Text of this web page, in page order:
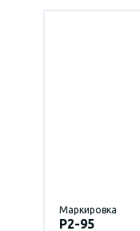
Маркировка
P2-95